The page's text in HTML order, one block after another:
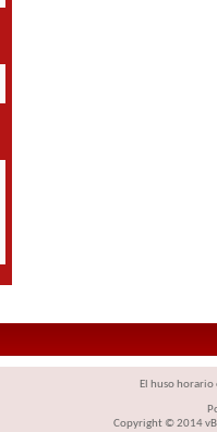
El huso horario
Copyright © 2014